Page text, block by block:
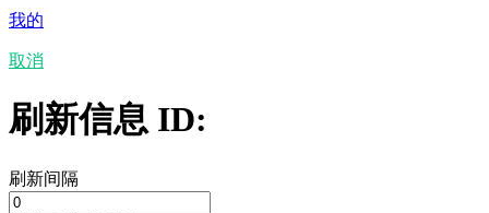
我的
取消
刷新信息 ID:
刷新间隔